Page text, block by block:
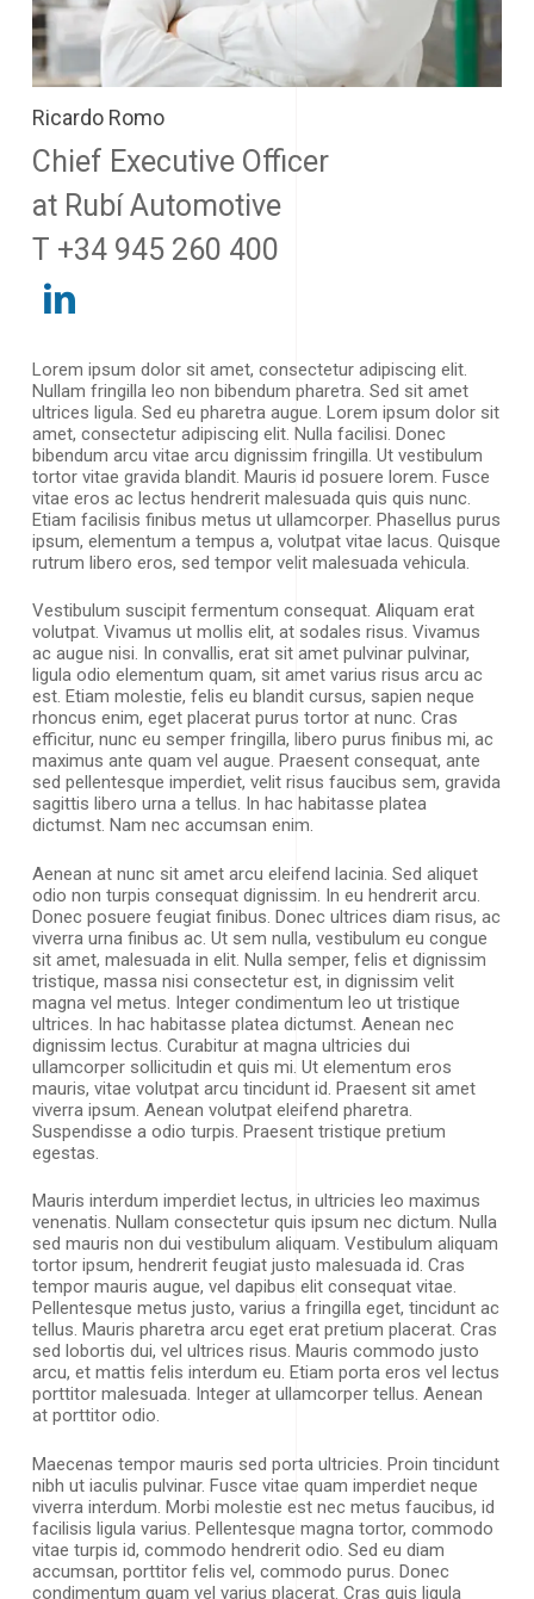
Ricardo Romo
Chief Executive Officer
at Rubí Automotive
T +34 945 260 400
Lorem ipsum dolor sit amet, consectetur adipiscing elit.
Nullam fringilla leo non bibendum pharetra. Sed sit amet
ultrices ligula. Sed eu pharetra augue. Lorem ipsum dolor sit
amet, consectetur adipiscing elit. Nulla facilisi. Donec
bibendum arcu vitae arcu dignissim fringilla. Ut vestibulum
tortor vitae gravida blandit. Mauris id posuere lorem. Fusce
vitae eros ac lectus hendrerit malesuada quis quis nunc.
Etiam facilisis finibus metus ut ullamcorper. Phasellus purus
ipsum, elementum a tempus a, volutpat vitae lacus. Quisque
rutrum libero eros, sed tempor velit malesuada vehicula.
Vestibulum suscipit fermentum consequat. Aliquam erat
volutpat. Vivamus ut mollis elit, at sodales risus. Vivamus
ac augue nisi. In convallis, erat sit amet pulvinar pulvinar,
ligula odio elementum quam, sit amet varius risus arcu ac
est. Etiam molestie, felis eu blandit cursus, sapien neque
rhoncus enim, eget placerat purus tortor at nunc. Cras
efficitur, nunc eu semper fringilla, libero purus finibus mi, ac
maximus ante quam vel augue. Praesent consequat, ante
sed pellentesque imperdiet, velit risus faucibus sem, gravida
sagittis libero urna a tellus. In hac habitasse platea
dictumst. Nam nec accumsan enim.
Aenean at nunc sit amet arcu eleifend lacinia. Sed aliquet
odio non turpis consequat dignissim. In eu hendrerit arcu.
Donec posuere feugiat finibus. Donec ultrices diam risus, ac
viverra urna finibus ac. Ut sem nulla, vestibulum eu congue
sit amet, malesuada in elit. Nulla semper, felis et dignissim
tristique, massa nisi consectetur est, in dignissim velit
magna vel metus. Integer condimentum leo ut tristique
ultrices. In hac habitasse platea dictumst. Aenean nec
dignissim lectus. Curabitur at magna ultricies dui
ullamcorper sollicitudin et quis mi. Ut elementum eros
mauris, vitae volutpat arcu tincidunt id. Praesent sit amet
viverra ipsum. Aenean volutpat eleifend pharetra.
Suspendisse a odio turpis. Praesent tristique pretium
egestas.
Mauris interdum imperdiet lectus, in ultricies leo maximus
venenatis. Nullam consectetur quis ipsum nec dictum. Nulla
sed mauris non dui vestibulum aliquam. Vestibulum aliquam
tortor ipsum, hendrerit feugiat justo malesuada id. Cras
tempor mauris augue, vel dapibus elit consequat vitae.
Pellentesque metus justo, varius a fringilla eget, tincidunt ac
tellus. Mauris pharetra arcu eget erat pretium placerat. Cras
sed lobortis dui, vel ultrices risus. Mauris commodo justo
arcu, et mattis felis interdum eu. Etiam porta eros vel lectus
porttitor malesuada. Integer at ullamcorper tellus. Aenean
at porttitor odio.
Maecenas tempor mauris sed porta ultricies. Proin tincidunt
nibh ut iaculis pulvinar. Fusce vitae quam imperdiet neque
viverra interdum. Morbi molestie est nec metus faucibus, id
facilisis ligula varius. Pellentesque magna tortor, commodo
vitae turpis id, commodo hendrerit odio. Sed eu diam
accumsan, porttitor felis vel, commodo purus. Donec
condimentum quam vel varius placerat. Cras quis ligula